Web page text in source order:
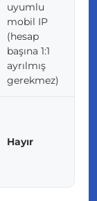
uyumlu
mobil IP
(hesap
başına 1:1
ayrılmış
gerekmez)
Hayır